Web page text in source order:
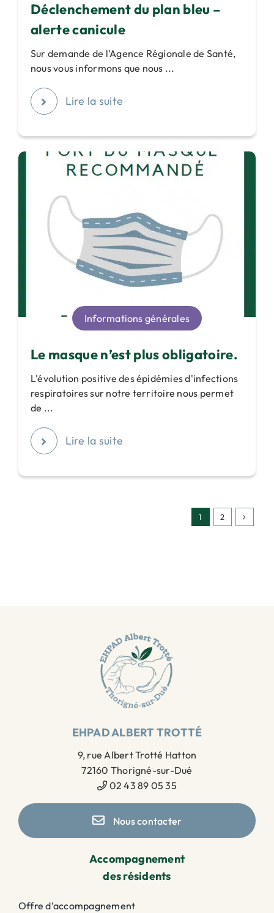
Déclenchement du plan bleu –
alerte canicule
Sur demande de l'Agence Régionale de Santé,
nous vous informons que nous ...
Lire la suite
Informations générales
Le masque n’est plus obligatoire.
L'évolution positive des épidémies d'infections
respiratoires sur notre territoire nous permet
de ...
Lire la suite
1 2
EHPAD ALBERT TROTTÉ
9, rue Albert Trotté Hatton
72160 Thorigné-sur-Dué
02 43 89 05 35
Nous contacter
Accompagnement
des résidents
Offre d’accompagnement